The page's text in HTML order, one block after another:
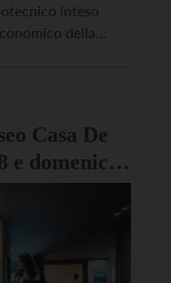
inteso
della
Casa De
e domenica